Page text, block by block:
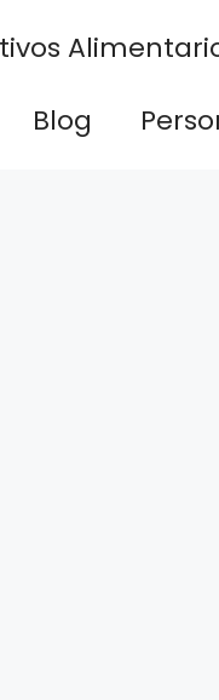
Blog